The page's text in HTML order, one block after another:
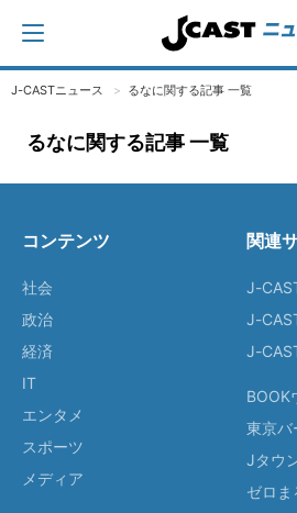
J-CASTニュース るなに関する記事 一覧
るなに関する記事 一覧
コンテンツ
社会
政治
経済
IT
エンタメ
スポーツ
メディア
関連
J-
J-
J-
BOOK
東京バ
Jタウ
ゼロま